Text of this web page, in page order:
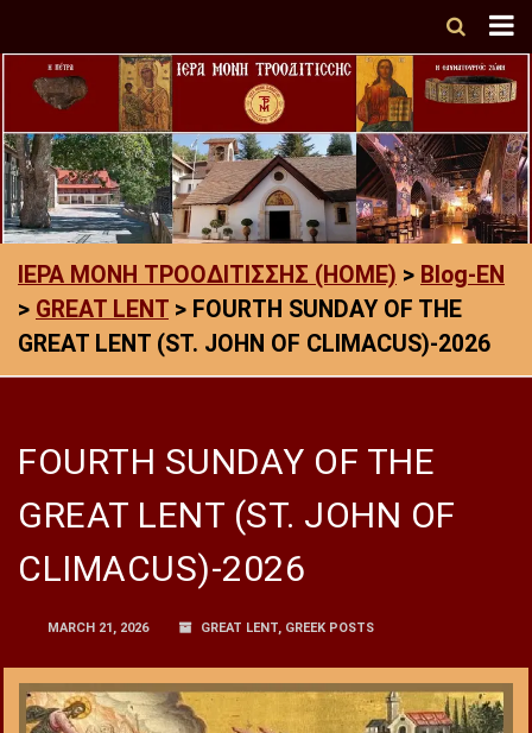
ΙΕΡΑ ΜΟΝΗ ΤΡΟΟΔΙΤΙΣΣΗΣ (HOME) > Blog-EN
> GREAT LENT > FOURTH SUNDAY OF THE
GREAT LENT (ST. JOHN OF CLIMACUS)-2026
FOURTH SUNDAY OF THE
GREAT LENT (ST. JOHN OF
CLIMACUS)-2026
MARCH 21, 2026 GREAT LENT, GREEK POSTS